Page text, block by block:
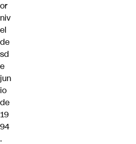
or
niv
el
de
sd
e
jun
io
de
19
94
.